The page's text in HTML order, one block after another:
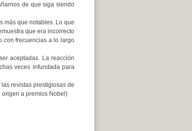
de que siga siendo
más que notables. Lo que
que era incorrecto
con frecuencias a lo largo
aceptadas. La reacción
veces infundada para
revistas prestigiosas de
a premios Nobel)